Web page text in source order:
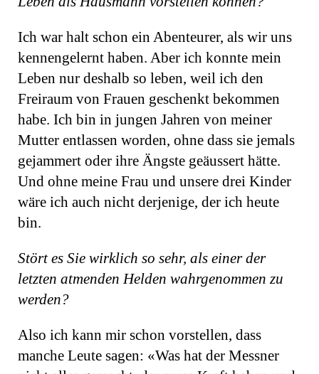
Ich war halt schon ein Abenteurer, als wir uns
kennengelernt haben. Aber ich konnte mein
Leben nur deshalb so leben, weil ich den
Freiraum von Frauen geschenkt bekommen
habe. Ich bin in jungen Jahren von meiner
Mutter entlassen worden, ohne dass sie jemals
gejammert oder ihre Ängste geäussert hätte.
Und ohne meine Frau und unsere drei Kinder
wäre ich auch nicht derjenige, der ich heute
bin.
Stört es Sie wirklich so sehr, als einer der
letzten atmenden Helden wahrgenommen zu
werden?
Also ich kann mir schon vorstellen, dass
manche Leute sagen: «Was hat der Messner